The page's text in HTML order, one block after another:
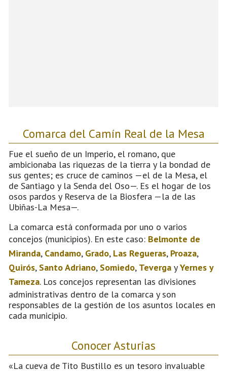
Comarca del Camín Real de la Mesa
Fue el sueño de un Imperio, el romano, que
ambicionaba las riquezas de la tierra y la bondad de
sus gentes; es cruce de caminos —el de la Mesa, el
de Santiago y la Senda del Oso—. Es el hogar de los
osos pardos y Reserva de la Biosfera —la de las
Ubiñas-La Mesa—.
La comarca está conformada por uno o varios
concejos (municipios). En este caso: Belmonte de
Miranda, Candamo, Grado, Las Regueras, Proaza,
Quirós, Santo Adriano, Somiedo, Teverga yYernes y
Tameza. Los concejos representan las divisiones
administrativas dentro de la comarca y son
responsables de la gestión de los asuntos locales en
cada municipio.
Conocer Asturias
«La cueva de Tito Bustillo es un tesoro invaluable